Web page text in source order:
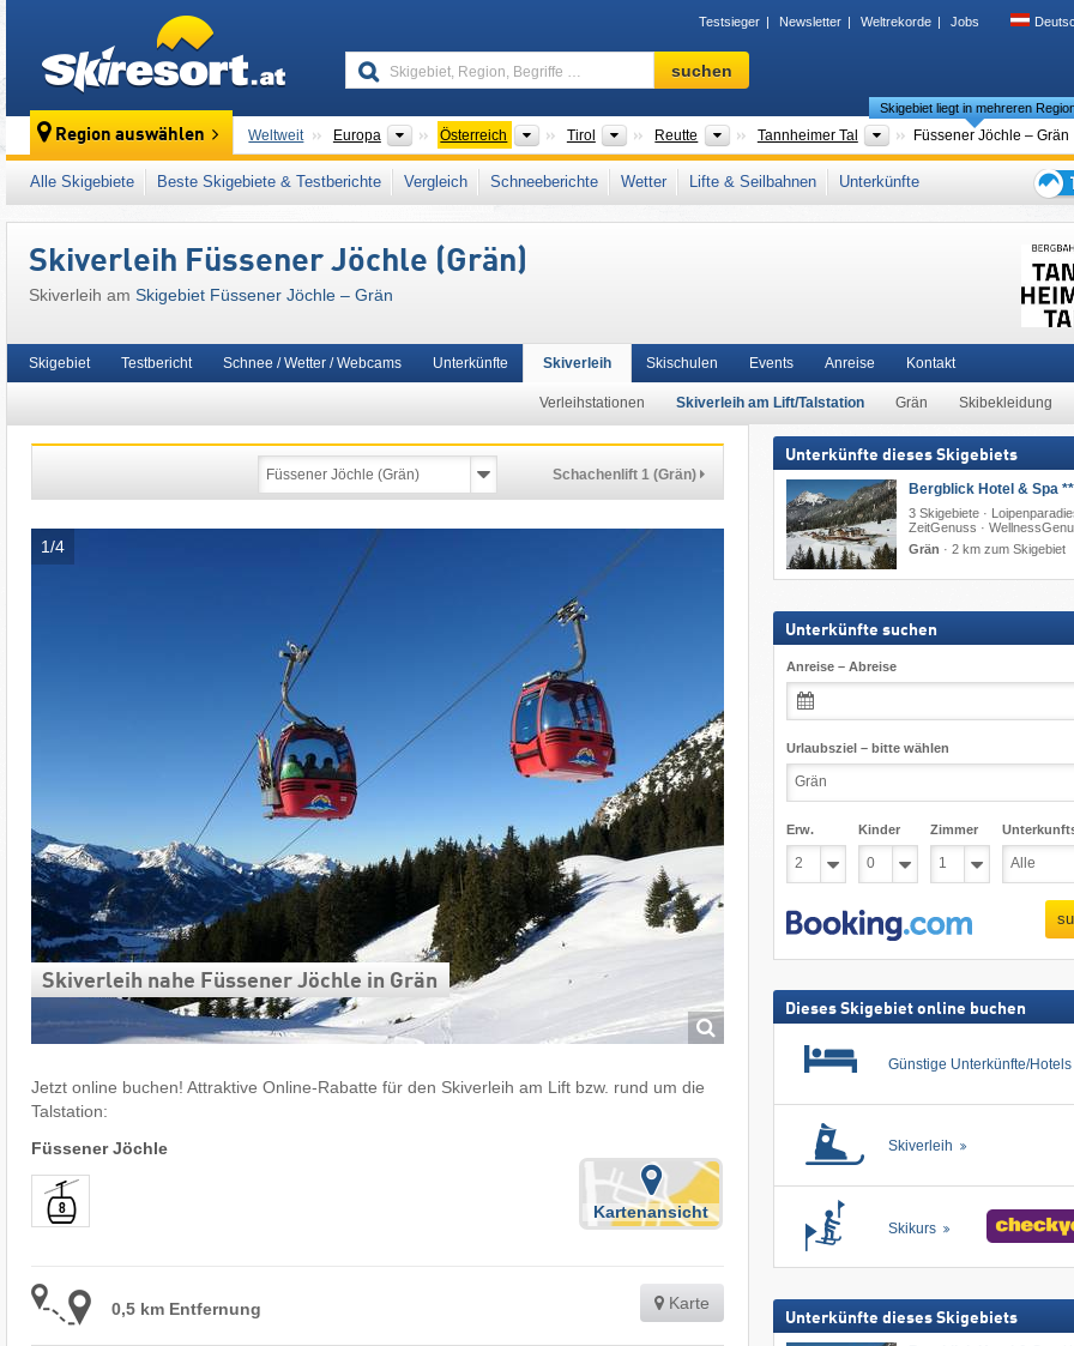
Testsieger Newsletter Weltrekorde Jobs
Skigebiet,
Region,
…
suchen
Region auswählen Weltweit Europa Kontinente
Österreich Länder
Tirol Bundesländer
Reutte Bezirke/Städte
Tannheimer Tal Tourismusregionen
Skigebiet liegt in mehreren
Füssener Jöchle – Grän
Dieses Skigebiet liegt auch in: Außerfern Allgäuer Alpen , Snow Card Tirol Tiroler Alpen , Nördliche Ostalpen Westösterreich,
, Alpen Mitteleuropa
Alle Skigebiete Beste Skigebiete & Testberichte Vergleich Schneeberichte Wetter Lifte & Seilbahnen
Unterkünfte
Skiverleih Füssener Jöchle (Grän)
Skiverleih am Skigebiet Füssener Jöchle – Grän
Skigebiet Testbericht Schnee / Wetter / Webcams Unterkünfte Skiverleih
Verleihstationen Skiverleih am Lift/Talstation Grän Skibekleidung
Skischulen Events Anreise Kontakt
Schachenlift 1 (Grän)
1/4
Skiverleih nahe Füssener Jöchle in Grän
Jetzt online buchen! Attraktive Online-Rabatte für den Skiverleih am Lift bzw. rund um die
Talstation:
Füssener Jöchle
Kartenansicht
0,5 km Entfernung Karte
Unterkünfte dieses Skigebiets
Bergblick Hotel & Spa
3 Skigebiete ·
ZeitGenuss ·
Grän · 2 km zum Skigebiet
Unterkünfte suchen
Anreise – Abreise
Urlaubsziel – bitte wählen
Erw. Kinder Zimmer
Dieses Skigebiet online buchen
Günstige Unterkünfte/Hotels
Skiverleih
Skikurs
Unterkünfte dieses Skigebiets